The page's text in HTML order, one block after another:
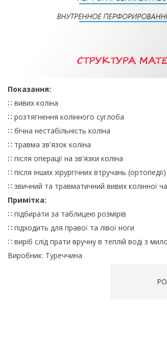
Показання:
∷ вивих коліна
∷ розтягнення колінного суглоба
∷ бічна нестабільність коліна
∷ травма зв'язок коліна
∷ після операції на зв'язки коліна
∷ після інших хірургічних втручань (ортопедії)
∷ звичний та травматичний вивих колінної
Примітка:
∷ підбирати за таблицею розмірів
∷ підходить для правої та лівої ноги
∷ виріб слід прати вручну в теплій воді з
Виробник: Туреччина